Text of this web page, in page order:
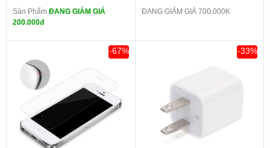
Sản Phẩm ĐANG GIẢM GIÁ
200.000đ
ĐANG GIẢM GIÁ 700.000K
-67% -33%